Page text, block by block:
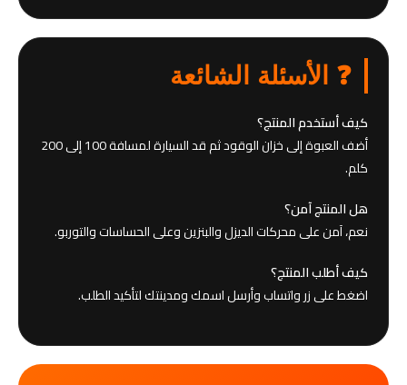
❓ الأسئلة الشائعة
كيف أستخدم المنتج؟
أضف العبوة إلى خزان الوقود ثم قد السيارة لمسافة 100 إلى 200
كلم.
هل المنتج آمن؟
نعم، آمن على محركات الديزل والبنزين وعلى الحساسات والتوربو.
كيف أطلب المنتج؟
اضغط على زر واتساب وأرسل اسمك ومدينتك لتأكيد الطلب.